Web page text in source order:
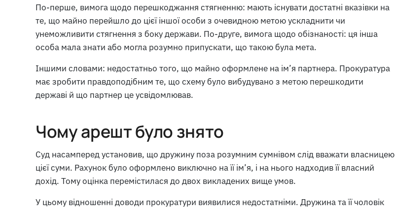
По-перше, вимога щодо перешкоджання стягненню: мають існувати достатні вказівки на
те, що майно перейшло до цієї іншої особи з очевидною метою ускладнити чи
унеможливити стягнення з боку держави. По-друге, вимога щодо обізнаності: ця інша
особа мала знати або могла розумно припускати, що такою була мета.
Іншими словами: недостатньо того, що майно оформлене на ім’я партнера. Прокуратура
має зробити правдоподібним те, що схему було вибудувано з метою перешкодити
державі й що партнер це усвідомлював.
Чому арешт було знято
Суд насамперед установив, що дружину поза розумним сумнівом слід вважати власницею
цієї суми. Рахунок було оформлено виключно на її ім’я, і на нього надходив її власний
дохід. Тому оцінка перемістилася до двох викладених вище умов.
У цьому відношенні доводи прокуратури виявилися недостатніми. Дружина та її чоловік